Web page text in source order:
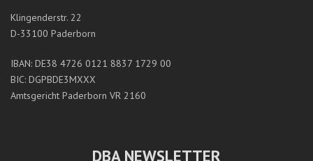
Klingenderstr. 22
D-33100 Paderborn
IBAN: DE38 4726 0121 8837 1729 00
BIC: DGPBDE3MXXX
Amtsgericht Paderborn VR 2160
DBA NEWSLETTER